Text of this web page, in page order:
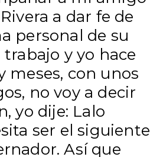
a dar fe de
personal de su
y yo hace
meses, con unos
no voy a decir
yo dije: Lalo
ser el siguiente
Así que